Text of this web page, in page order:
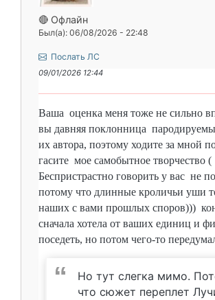
🔴 Офлайн
Был(а): 06/08/2026 - 22:48
Послать ЛС
09/01/2026 12:44
Ваша оценка меня тоже не сильно
вы давняя поклонница
их автора, поэтому ходите за мной
гасите мое самобытное творчество (
Беспристрастно говорить у вас не
потому что длинные кроличьи уши
наших с вами прошлых споров)))
сначала хотела от ваших единиц и
поседеть, но потом чего-то
Но тут слегка мимо.
что сюжет переплет